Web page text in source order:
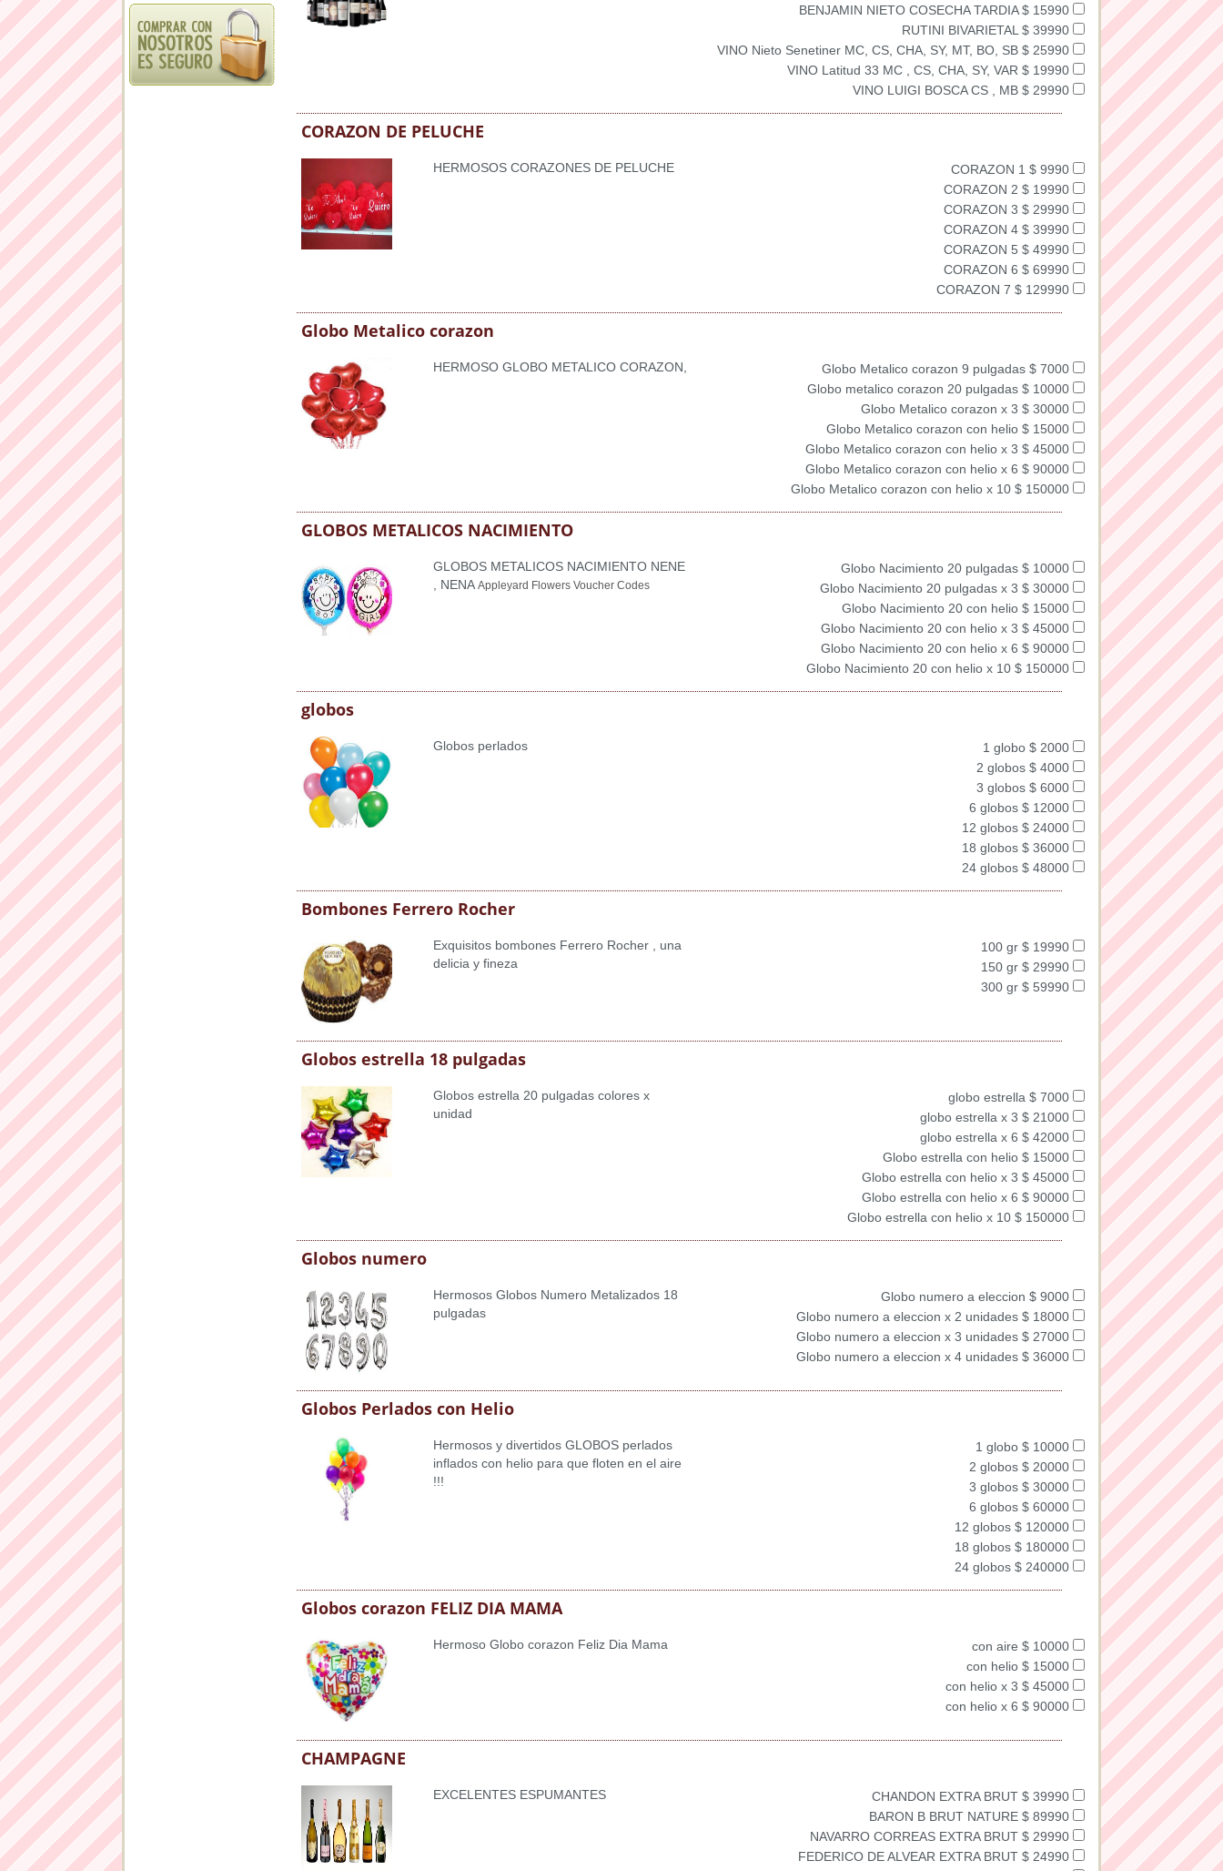
BENJAMIN NIETO COSECHA TARDIA $ 15990
RUTINI BIVARIETAL $ 39990
VINO Nieto Senetiner MC, CS, CHA, SY, MT, BO, SB $ 25990
VINO Latitud 33 MC , CS, CHA, SY, VAR $ 19990
VINO LUIGI BOSCA CS , MB $ 29990
CORAZON DE PELUCHE
HERMOSOS CORAZONES DE PELUCHE
CORAZON 1 $ 9990
CORAZON 2 $ 19990
CORAZON 3 $ 29990
CORAZON 4 $ 39990
CORAZON 5 $ 49990
CORAZON 6 $ 69990
CORAZON 7 $ 129990
Globo Metalico corazon
HERMOSO GLOBO METALICO CORAZON,
Globo Metalico corazon 9 pulgadas $ 7000
Globo metalico corazon 20 pulgadas $ 10000
Globo Metalico corazon x 3 $ 30000
Globo Metalico corazon con helio $ 15000
Globo Metalico corazon con helio x 3 $ 45000
Globo Metalico corazon con helio x 6 $ 90000
Globo Metalico corazon con helio x 10 $ 150000
GLOBOS METALICOS NACIMIENTO
GLOBOS METALICOS NACIMIENTO NENE
, NENA Appleyard Flowers Voucher Codes
Globo Nacimiento 20 pulgadas $ 10000
Globo Nacimiento 20 pulgadas x 3 $ 30000
Globo Nacimiento 20 con helio $ 15000
Globo Nacimiento 20 con helio x 3 $ 45000
Globo Nacimiento 20 con helio x 6 $ 90000
Globo Nacimiento 20 con helio x 10 $ 150000
globos
Globos perlados
1 globo $ 2000
2 globos $ 4000
3 globos $ 6000
6 globos $ 12000
12 globos $ 24000
18 globos $ 36000
24 globos $ 48000
Bombones Ferrero Rocher
Exquisitos bombones Ferrero Rocher , una
delicia y fineza
100 gr $ 19990
150 gr $ 29990
300 gr $ 59990
Globos estrella 18 pulgadas
Globos estrella 20 pulgadas colores x
unidad
globo estrella $ 7000
globo estrella x 3 $ 21000
globo estrella x 6 $ 42000
Globo estrella con helio $ 15000
Globo estrella con helio x 3 $ 45000
Globo estrella con helio x 6 $ 90000
Globo estrella con helio x 10 $ 150000
Globos numero
Hermosos Globos Numero Metalizados 18
pulgadas
Globo numero a eleccion $ 9000
Globo numero a eleccion x 2 unidades $ 18000
Globo numero a eleccion x 3 unidades $ 27000
Globo numero a eleccion x 4 unidades $ 36000
Globos Perlados con Helio
Hermosos y divertidos GLOBOS perlados
inflados con helio para que floten en el aire
!!!
1 globo $ 10000
2 globos $ 20000
3 globos $ 30000
6 globos $ 60000
12 globos $ 120000
18 globos $ 180000
24 globos $ 240000
Globos corazon FELIZ DIA MAMA
Hermoso Globo corazon Feliz Dia Mama
con aire $ 10000
con helio $ 15000
con helio x 3 $ 45000
con helio x 6 $ 90000
CHAMPAGNE
EXCELENTES ESPUMANTES
CHANDON EXTRA BRUT $ 39990
BARON B BRUT NATURE $ 89990
NAVARRO CORREAS EXTRA BRUT $ 29990
FEDERICO DE ALVEAR EXTRA BRUT $ 24990